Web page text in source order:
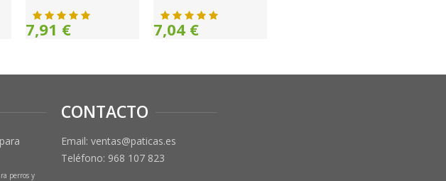
7,91 € 7,04 €
perros y
CONTACTO
Email: ventas@paticas.es
Teléfono: 968 107 823